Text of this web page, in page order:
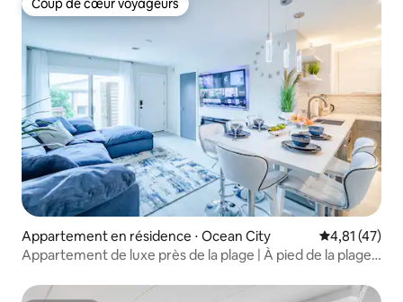
Coup de cœur voyageurs
Coup de cœur voyageurs
Appartement en résidence ⋅ Ocean City Évaluation
4,81 (47)
Appartement de luxe près de la plage | À pied de la plage |